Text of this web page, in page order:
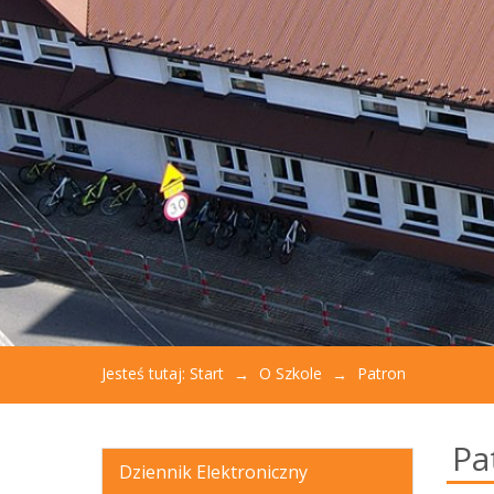
otworzyć
menu
dostępności.
Jesteś tutaj: Start O Szkole Patron
Dziennik Elektroniczny